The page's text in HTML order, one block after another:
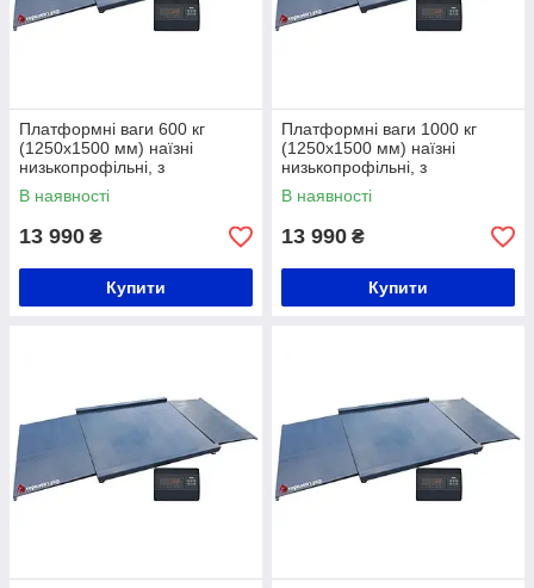
Платформні ваги 600 кг
(1250х1500 мм) наїзні
низькопрофільні, з
розбірними пандусами
В наявності
13 990 ₴
Купити
Платформні ваги 1000 кг
(1250х1500 мм) наїзні
низькопрофільні, з
розбірними пандусами
В наявності
13 990 ₴
Купити